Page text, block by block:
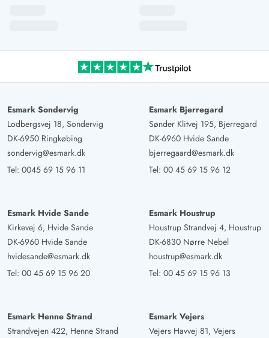
Esmark Sondervig
Lodbergsvej 18, Sondervig
DK-6950 Ringkøbing
sondervig@esmark.dk
Tel: 0045 69 15 96 11
Esmark Bjerregard
Sønder Klitvej 195, Bjerregard
DK-6960 Hvide Sande
bjerregaard@esmark.dk
Tel: 00 45 69 15 96 12
Esmark Hvide Sande
Kirkevej 6, Hvide Sande
DK-6960 Hvide Sande
hvidesande@esmark.dk
Tel: 00 45 69 15 96 20
Esmark Houstrup
Houstrup Strandvej 4, Houstrup
DK-6830 Nørre Nebel
houstrup@esmark.dk
Tel: 00 45 69 15 96 13
Esmark Henne Strand
Strandvejen 422, Henne Strand
Esmark Vejers
Vejers Havvej 81, Vejers